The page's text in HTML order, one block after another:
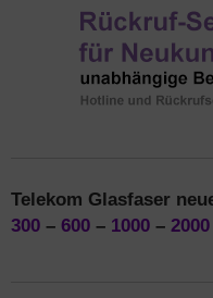
Telekom Glasfaser
300 – 600 – 1000 – 2000